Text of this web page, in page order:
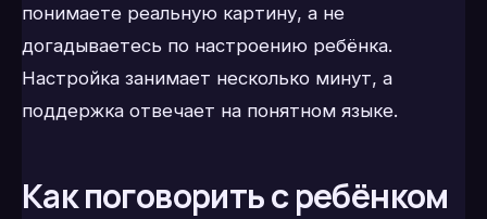
понимаете реальную картину, а не
догадываетесь по настроению ребёнка.
Настройка занимает несколько минут, а
поддержка отвечает на понятном языке.
Как поговорить с ребёнком